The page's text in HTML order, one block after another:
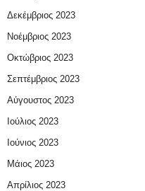
Δεκέμβριος 2023
Νοέμβριος 2023
Οκτώβριος 2023
Σεπτέμβριος 2023
Αύγουστος 2023
Ιούλιος 2023
Ιούνιος 2023
Μάιος 2023
Απρίλιος 2023